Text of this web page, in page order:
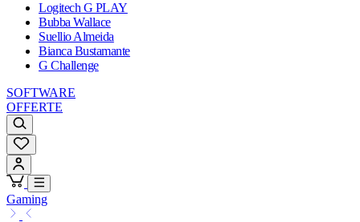
Logitech G PLAY
Bubba Wallace
Suellio Almeida
Bianca Bustamante
G Challenge
SOFTWARE
OFFERTE
Gaming